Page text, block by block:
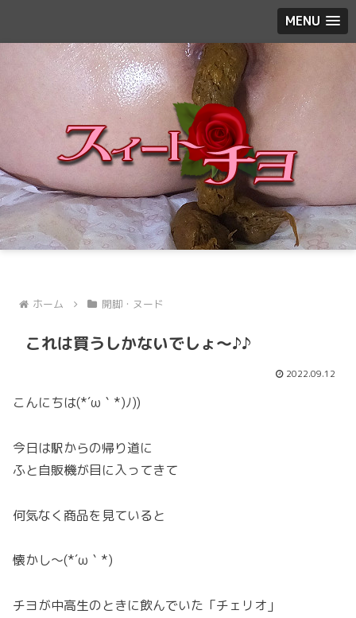
MENU
ホーム 開脚・ヌード
これは買うしかないでしょ〜♪♪
2022.09.12
こんにちは(*´ω｀*)ﾉ))
今日は駅からの帰り道に
ふと自販機が目に入ってきて
何気なく商品を見ていると
懐かし〜(*´ω｀*)
チヨが中高生のときに飲んでいた「チェリオ」